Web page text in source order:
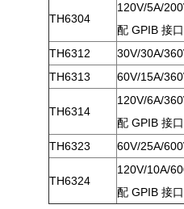
TH6304
120V/5A/
配 GPIB 接口
TH6312
30V/30A/
TH6313
60V/15A/
TH6314
120V/6A/
配 GPIB 接口
TH6323
60V/25A/
TH6324
120V/10A/
配 GPIB 接口